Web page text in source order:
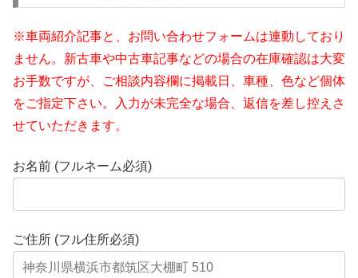
※車両紹介記事と、お問い合わせフォームは連動しており
ません。新古車や中古車記事などの場合の在庫確認は大変
お手数ですが、ご相談内容欄に掲載日、車種、色など個体
をご指定下さい。入力が未完全な場合、返信を差し控えさ
せていただきます。
お名前 (フルネーム必須)
ご住所 (フル住所必須)